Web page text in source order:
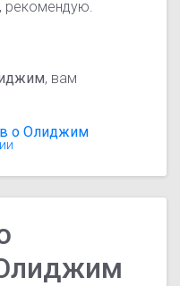
рекомендую.
, вам
о Олиджим